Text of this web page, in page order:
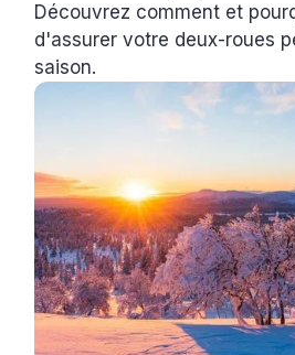
Découvrez comment et
d'assurer votre deux-roues
saison.